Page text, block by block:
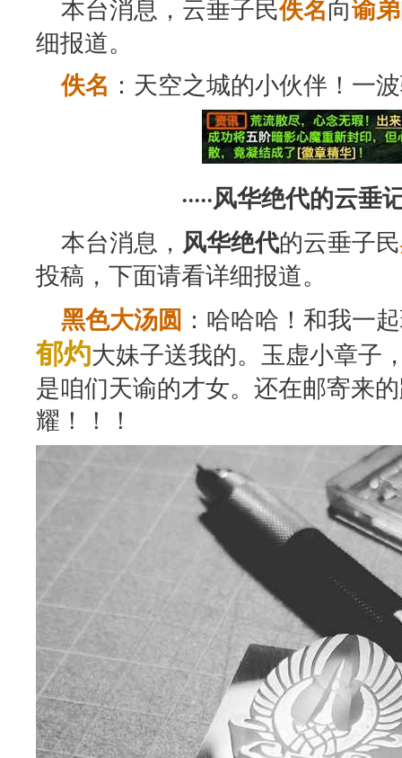
本台消息，云垂子民佚名向谕
细报道。
佚名 ：天空之城的小伙伴！一
·····风华绝代的云垂
本台消息， 风华绝代的云垂子民
投稿，下面请看详细报道。
黑色大汤圆 ：哈哈哈！和我一
郁灼大妹子送我的。玉虚小章子
是咱们天谕的才女。还在邮寄来
耀！！！